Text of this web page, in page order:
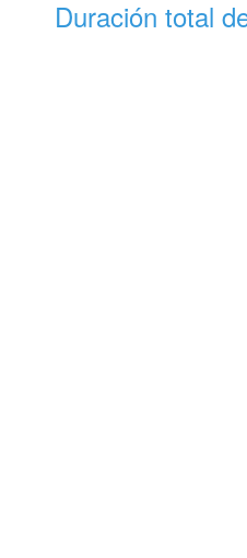
Duración total